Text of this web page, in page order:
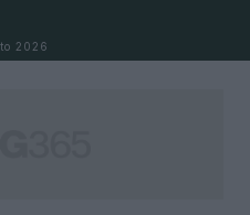
2026